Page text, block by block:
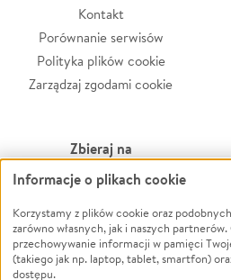
Kontakt
Porównanie serwisów
Polityka plików cookie
Zarządzaj zgodami cookie
Zbieraj na
Leczenie
Zwierzęta
Pożar
Ukraina
Informacje o plikach cookie
Korzystamy z plików cookie oraz
zarówno własnych, jak i naszych
przechowywanie informacji w pamięci
(takiego jak np. laptop, tablet, smartfon)
dostępu.